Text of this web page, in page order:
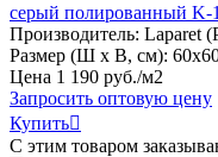
серый полированный K-
Производитель: Laparet
Размер (Ш х В, см):
Цена 1 190 руб./м2
Запросить оптовую цену
Купить
С этим товаром